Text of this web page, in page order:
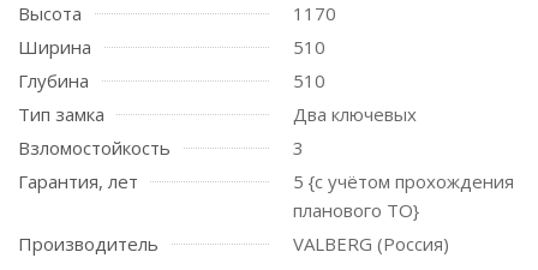
Высота
1170
Ширина
510
Глубина
510
Тип замка
Два ключевых
Взломостойкость
3
Гарантия, лет
5 {с учётом прохождения
планового ТО}
Производитель
VALBERG (Россия)